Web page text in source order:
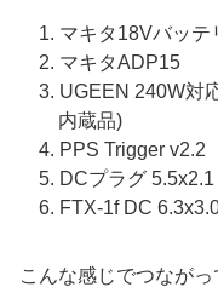
マキタ18Vバッテ
マキタADP15
UGEEN 240W対
内蔵品)
PPS Trigger v2.2
DCプラグ
FTX-1f DC
こんな感じでつなが